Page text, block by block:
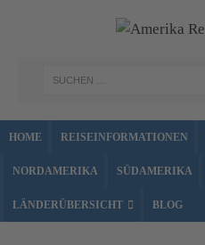
HOME REISEINFORMATIONEN
NORDAMERIKA SÜDAMERIKA
LÄNDERÜBERSICHT BLOG